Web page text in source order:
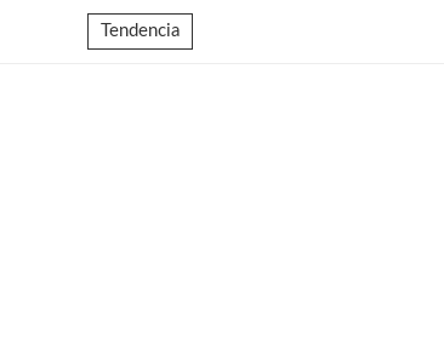
Tendencia